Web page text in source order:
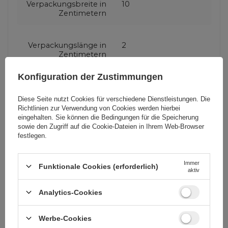
Verpackungsbreite in
Zentimetern
10
Verpackungslänge in
Zentimetern
2
Farbe Schwarz
Lightning (männlich)
Kabel Funktion
Datenübertragung
Konfiguration der Zustimmungen
Diese Seite nutzt Cookies für verschiedene Dienstleistungen. Die
Richtlinien zur Verwendung von Cookies werden hierbei
eingehalten. Sie können die Bedingungen für die Speicherung
sowie den Zugriff auf die Cookie-Dateien in Ihrem Web-Browser
festlegen.
Funktionale Cookies (erforderlich)
Immer
aktiv
Analytics-Cookies
Werbe-Cookies